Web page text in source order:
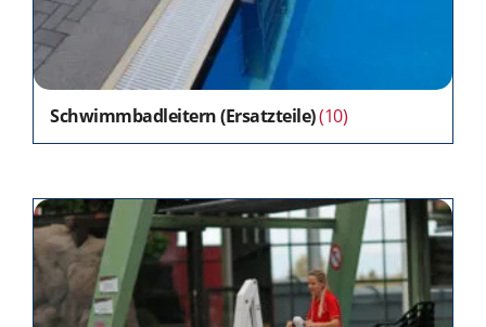
Schwimmbadleitern (Ersatzteile)(10)